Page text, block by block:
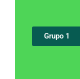
Grupo 1